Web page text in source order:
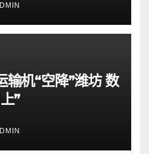
输机“空降”潍坊 数
”